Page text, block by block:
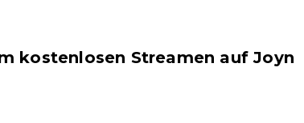
kostenlosen Streamen auf Joyn